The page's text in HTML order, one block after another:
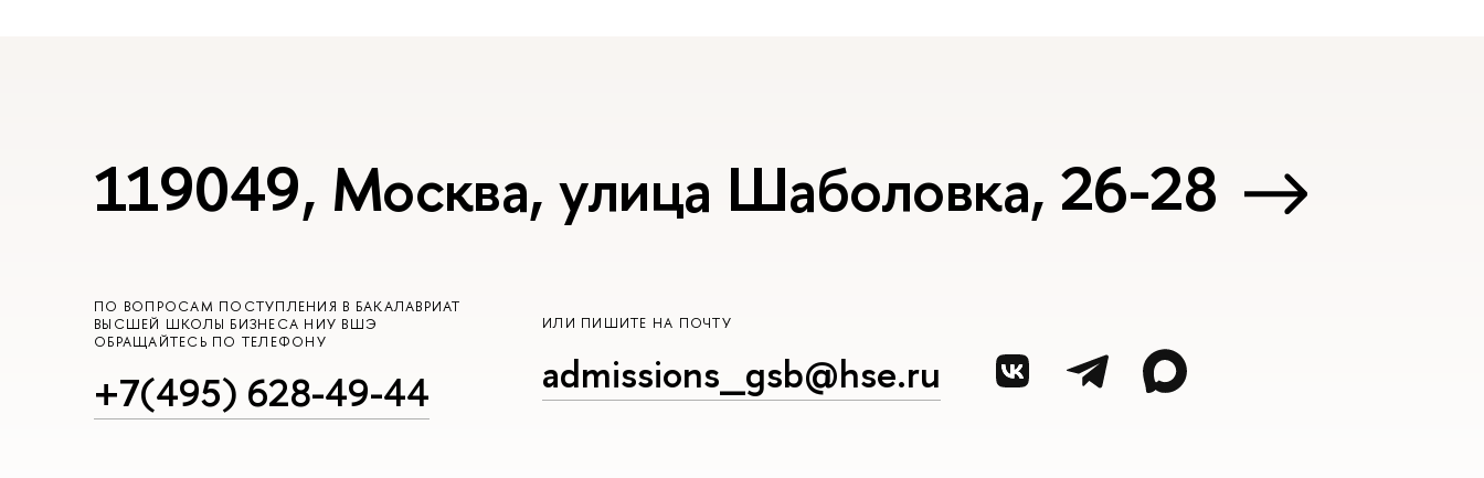
119049, Москва, улица Шаболовка, 26-28
ПО ВОПРОСАМ ПОСТУПЛЕНИЯ В БАКАЛАВРИАТ
ВЫСШЕЙ ШКОЛЫ БИЗНЕСА НИУ ВШЭ
ОБРАЩАЙТЕСЬ ПО ТЕЛЕФОНУ
+7(495) 628-49-44
ИЛИ ПИШИТЕ НА ПОЧТУ
admissions_gsb@hse.ru